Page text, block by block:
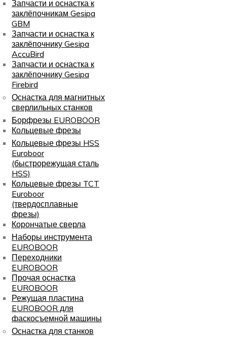
Запчасти и оснастка к
заклёпочникам Gesipa
GBM
Запчасти и оснастка к
заклёпочнику Gesipa
AccuBird
Запчасти и оснастка к
заклёпочнику Gesipa
Firebird
Оснастка для магнитных
сверлильных станков
Борфрезы EUROBOOR
Кольцевые фрезы
Кольцевые фрезы HSS
Euroboor
(быстрорежущая сталь
HSS)
Кольцевые фрезы TCT
Euroboor
(твердосплавные
фрезы)
Корончатые сверла
Наборы инструмента
EUROBOOR
Переходники
EUROBOOR
Прочая оснастка
EUROBOOR
Режущая пластина
EUROBOOR для
фаскосъемной машины
Оснастка для станков